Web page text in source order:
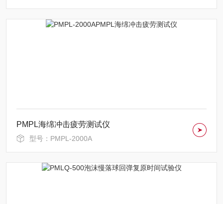
PMPL海绵冲击疲劳测试仪
型号：PMPL-2000A